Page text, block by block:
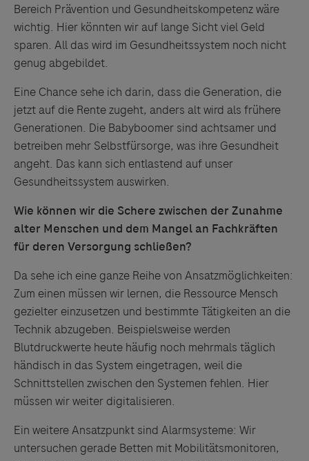
Bereich Prävention und Gesundheitskompetenz wäre
wichtig. Hier könnten wir auf lange Sicht viel Geld
sparen. All das wird im Gesundheitssystem noch nicht
genug abgebildet.
Eine Chance sehe ich darin, dass die Generation, die
jetzt auf die Rente zugeht, anders alt wird als frühere
Generationen. Die Babyboomer sind achtsamer und
betreiben mehr Selbstfürsorge, was ihre Gesundheit
angeht. Das kann sich entlastend auf unser
Gesundheitssystem auswirken.
Wie können wir die Schere zwischen der Zunahme
alter Menschen und dem Mangel an Fachkräften
für deren Versorgung schließen?
Da sehe ich eine ganze Reihe von Ansatzmöglichkeiten:
Zum einen müssen wir lernen, die Ressource Mensch
gezielter einzusetzen und bestimmte Tätigkeiten an die
Technik abzugeben. Beispielsweise werden
Blutdruckwerte heute häufig noch mehrmals täglich
händisch in das System eingetragen, weil die
Schnittstellen zwischen den Systemen fehlen. Hier
müssen wir weiter digitalisieren.
Ein weitere Ansatzpunkt sind Alarmsysteme: Wir
untersuchen gerade Betten mit Mobilitätsmonitoren,